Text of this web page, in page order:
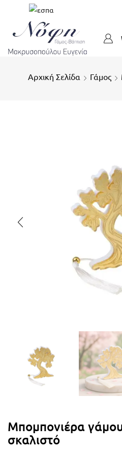
Αρχική Σελίδα Γάμος
Μπομπονιέρα
σκαλιστό